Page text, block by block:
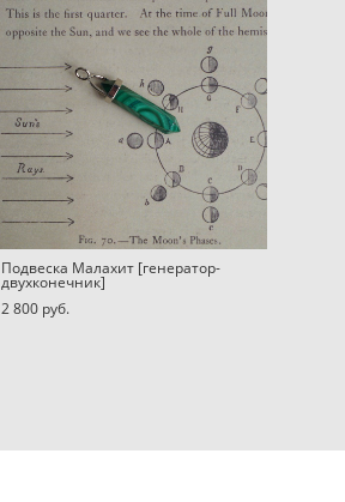
Подвеска Малахит [генератор-
двухконечник]
2 800 pуб.